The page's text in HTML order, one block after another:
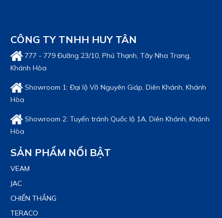
XE ĐẦU KÉO CHENGLONG H7 420HP - 6x4
(NÓC THẤP)
CÔNG TY TNHH HUY TÂN
777 - 779 Đường 23/10, Phú Thạnh, Tây Nha Trang,
Khánh Hòa
Showroom 1: Đại lộ Võ Nguyên Giáp, Diên Khánh, Khánh
Hòa
Showroom 2: Tuyến tránh Quốc lộ 1A, Diên Khánh, Khánh
Hòa
SẢN PHẨM NỔI BẬT
VEAM
JAC
CHIẾN THẮNG
TERACO